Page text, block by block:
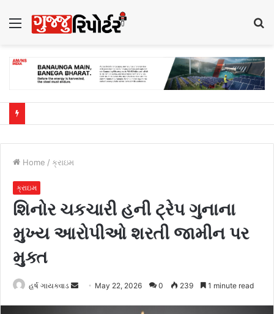
Menu
Home / ક્રાઇમ
ક્રાઇમ
શિનોર ચકચારી હની ટ્રેપ ગુનાના
મુખ્ય આરોપીઓ શરતી જામીન પર
મુક્ત
હર્ષ ગાયક્વાડ May 22, 2026 0 239 1 minute read